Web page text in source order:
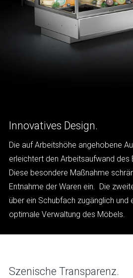
Innovatives Design.
Die auf Arbeitshöhe angehobene
erleichtert den Arbeitsaufwand des
Diese besondere Maßnahme
Entnahme der Waren ein. Die
über ein Schubfach zugänglich
optimale Verwaltung des Möbels.
Szenische Transparenz.